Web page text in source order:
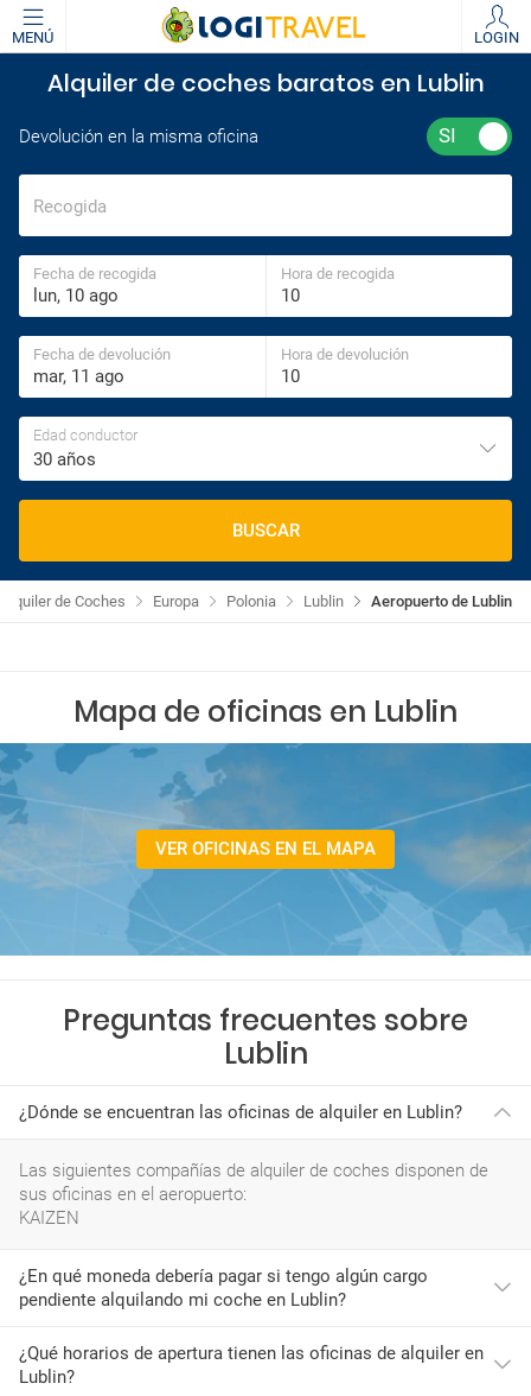
MENÚ LOGIN
Alquiler de coches baratos en Lublin
Devolución en la misma oficina
Recogida
Fecha de recogida Hora de recogida
Fecha de devolución Hora de devolución
Edad conductor
30 años
BUSCAR
Aeropuerto de Lublin
Lublin
Polonia
Europa
Alquiler de Coches
Mapa de oficinas en Lublin
VER OFICINAS EN EL MAPA
Preguntas frecuentes sobre
Lublin
¿Dónde se encuentran las oficinas de alquiler en Lublin?
Las siguientes compañías de alquiler de coches disponen de
sus oficinas en el aeropuerto:
KAIZEN
¿En qué moneda debería pagar si tengo algún cargo
pendiente alquilando mi coche en Lublin?
Si al llegar a Lublin deseas adquirir servicios adicionales o
debes pagar algún cargo pendiente deberás hacerlo con la
¿Qué horarios de apertura tienen las oficinas de alquiler en
Lublin?